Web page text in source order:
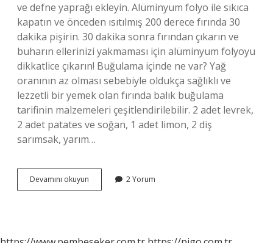
ve defne yaprağı ekleyin. Alüminyum folyo ile sıkıca
kapatın ve önceden ısıtılmış 200 derece fırında 30
dakika pişirin. 30 dakika sonra fırından çıkarın ve
buharın ellerinizi yakmaması için alüminyum folyoyu
dikkatlice çıkarın! Buğulama içinde ne var? Yağ
oranının az olması sebebiyle oldukça sağlıklı ve
lezzetli bir yemek olan fırında balık buğulama
tarifinin malzemeleri çeşitlendirilebilir. 2 adet levrek,
2 adet patates ve soğan, 1 adet limon, 2 diş
sarımsak, yarım…
Devamını okuyun Buğulamaya
Sarımsak
2 Yorum